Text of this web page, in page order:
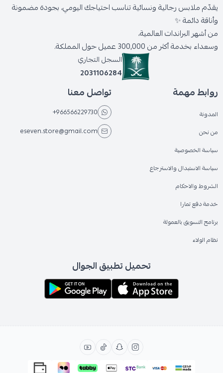
يقدّم ملابس رجالية ونسائية تناسب احتياجك اليومي، بجودة مضمونة
وأناقة دائمة ✨
من أشهر البراندات العالمية،
وسعداء بخدمة أكثر من 300,000 عميل حول المملكة.
السجل التجاري
2031106284
روابط مهمة
المدونة
من نحن
سياسة الخصوصية
سياسة الاستبدال والاسترجاع
الشروط والاحكام
خدمة دفع تمارا
برنامج التسويق بالعمولة
نظام الولاء
تواصل معنا
+966566229730
eseven.store@gmail.com
تحميل تطبيق الجوال